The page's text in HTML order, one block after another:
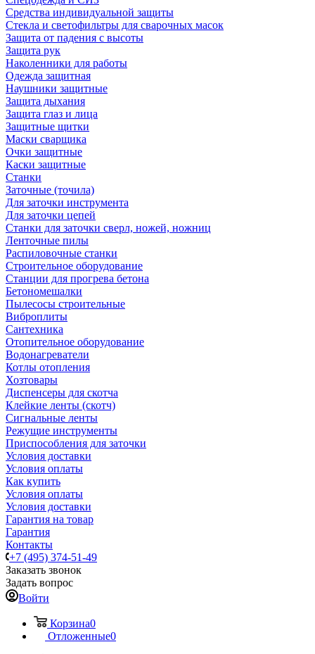
Средства индивидуальной защиты
Стекла и светофильтры для сварочных масок
Защита от падения с высоты
Защита рук
Наколенники для работы
Одежда защитная
Наушники защитные
Защита дыхания
Защита глаз и лица
Защитные щитки
Маски сварщика
Очки защитные
Каски защитные
Станки
Заточные (точила)
Для заточки инструмента
Для заточки цепей
Станки для заточки сверл, ножей, ножниц
Ленточные пилы
Распиловочные станки
Строительное оборудование
Станции для прогрева бетона
Бетономешалки
Пылесосы строительные
Виброплиты
Сантехника
Отопительное оборудование
Водонагреватели
Котлы отопления
Хозтовары
Диспенсеры для скотча
Клейкие ленты (скотч)
Сигнальные ленты
Режущие инструменты
Приспособления для заточки
Условия доставки
Условия оплаты
Как купить
Условия оплаты
Условия доставки
Гарантия на товар
Гарантия
Контакты
+7 (495) 374-51-49
Заказать звонок
Задать вопрос
Войти
Корзина0
Отложенные0